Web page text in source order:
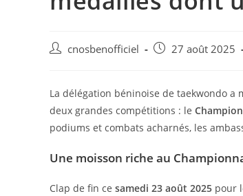
cnosbenofficiel 27 août 2025
La délégation béninoise de taekwondo
deux grandes compétitions : le
podiums et combats acharnés, les
Une moisson riche au
Clap de fin ce samedi 23 août 2025 pour